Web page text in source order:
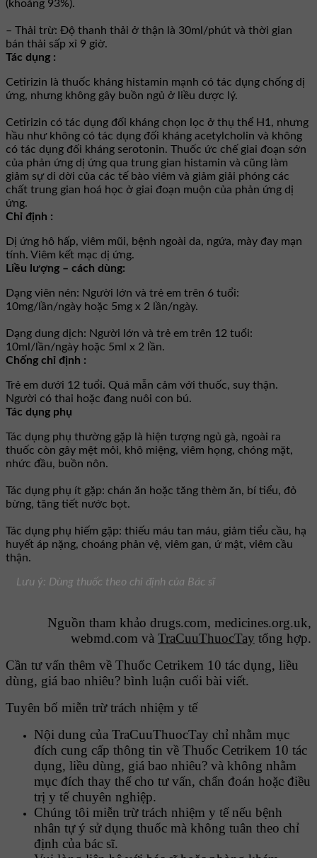
(khoảng 93%).
– Thải trừ: Độ thanh thải ở thận là 30ml/phút và thời gian
bán thải sấp xỉ 9 giờ.
Tác dụng :
Cetirizin là thuốc kháng histamin mạnh có tác dụng chống dị
ứng, nhưng không gây buồn ngủ ở liều dược lý.
Cetirizin có tác dụng đối kháng chọn lọc ở thụ thể H1, nhưng
hầu như không có tác dụng đối kháng acetylcholin và không
có tác dụng đối kháng serotonin. Thuốc ức chế giai đoạn sớn
của phản ứng dị ứng qua trung gian histamin và cũng làm
giảm sự di dời của các tế bào viêm và giảm giải phóng các
chất trung gian hoá học ở giai đoạn muộn của phản ứng dị
ứng.
Chỉ định :
Dị ứng hô hấp, viêm mũi, bệnh ngoài da, ngứa, mày đay mạn
tính. Viêm kết mạc dị ứng.
Liều lượng – cách dùng:
Dạng viên nén: Người lớn và trẻ em trên 6 tuổi:
10mg/lần/ngày hoặc 5mg x 2 lần/ngày.
Dạng dung dịch: Người lớn và trẻ em trên 12 tuổi:
10ml/lần/ngày hoặc 5ml x 2 lần.
Chống chỉ định :
Trẻ em dưới 12 tuổi. Quá mẫn cảm với thuốc, suy thận.
Người có thai hoặc đang nuôi con bú.
Tác dụng phụ
Tác dụng phụ thường gặp là hiện tượng ngủ gà, ngoài ra
thuốc còn gây mệt mỏi, khô miệng, viêm họng, chóng mặt,
nhức đầu, buồn nôn.
Tác dụng phụ ít gặp: chán ăn hoặc tăng thèm ăn, bí tiểu, đỏ
bừng, tăng tiết nước bọt.
Tác dụng phụ hiếm gặp: thiếu máu tan máu, giảm tiểu cầu, hạ
huyết áp nặng, choáng phản vệ, viêm gan, ứ mật, viêm cầu
thận.
Lưu ý: Dùng thuốc theo chỉ định của Bác sĩ
Nguồn tham khảo drugs.com, medicines.org.uk,
webmd.com và TraCuuThuocTay tổng hợp.
Cần tư vấn thêm về Thuốc Cetrikem 10 tác dụng, liều
dùng, giá bao nhiêu? bình luận cuối bài viết.
Tuyên bố miễn trừ trách nhiệm y tế
Nội dung của TraCuuThuocTay chỉ nhằm mục
đích cung cấp thông tin về Thuốc Cetrikem 10 tác
dụng, liều dùng, giá bao nhiêu? và không nhằm
mục đích thay thế cho tư vấn, chẩn đoán hoặc điều
trị y tế chuyên nghiệp.
Chúng tôi miễn trừ trách nhiệm y tế nếu bệnh
nhân tự ý sử dụng thuốc mà không tuân theo chỉ
định của bác sĩ.